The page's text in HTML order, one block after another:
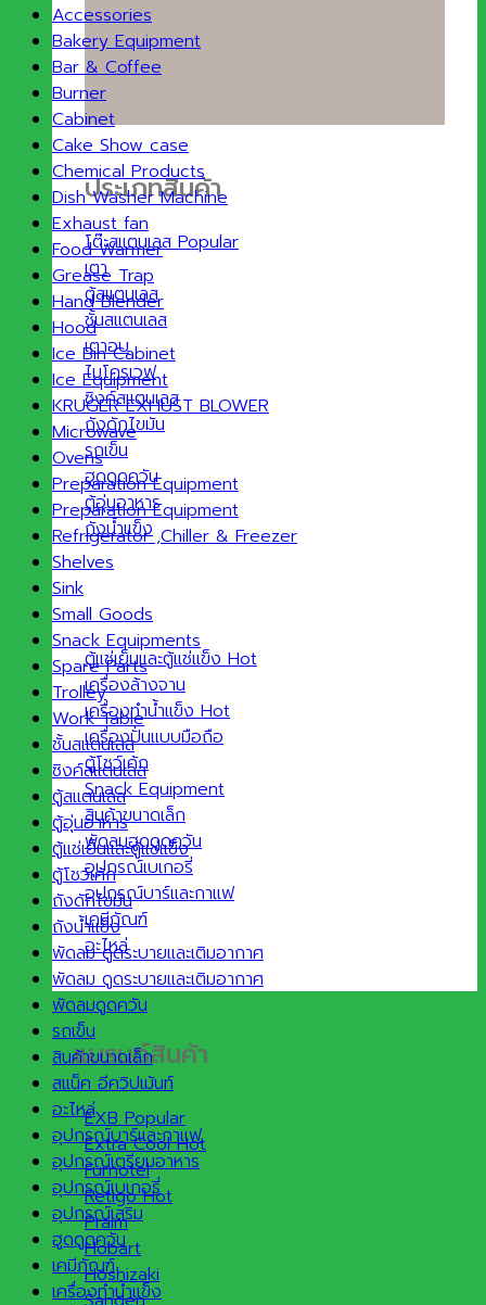
ประเภทสินค้า
โต๊ะสแตนเลส
เตา
ตู้สแตนเลส
ชั้นสแตนเลส
เตาอบ
ไมโครเวฟ
ซิงค์สแตนเลส
ถังดักไขมัน
รถเข็น
ฮูดดูดควัน
ตู้อุ่นอาหาร
ถังน้ำแข็ง
ตู้แช่เย็นและตู้แช่แข็ง
เครื่องล้างจาน
เครื่องทำน้ำแข็ง
เครื่องปั่นแบบมือถือ
ตู้โชว์เค้ก
Snack Equipment
สินค้าขนาดเล็ก
พัดลมฮูดดูดควัน
อุปกรณ์เบเกอรี่
อุปกรณ์บาร์และกาแฟ
เคมีภัณฑ์
อะไหล่
แบรนด์สินค้า
EXB
Extra Cool
Furnotel
Retigo
Praim
Hobart
Hoshizaki
Accessories
Bakery Equipment
Bar & Coffee
Burner
Cabinet
Cake Show case
Chemical Products
Dish Washer Machine
Exhaust fan
Food Warmer
Grease Trap
Hand Blender
Hood
Ice Bin Cabinet
Ice Equipment
KRUGER EXHUST BLOWER
Microwave
Ovens
Preparation Equipment
Preparation Equipment
Refrigerator ,Chiller & Freezer
Shelves
Sink
Small Goods
Snack Equipments
Spare Parts
Trolley
Work Table
ชั้นสแตนเลส
ซิงค์สแตนเลส
ตู้สแตนเลส
ตู้อุ่นอาหาร
ตู้แช่เย็นและตู้แช่แข็ง
ตู้โชว์เค้ก
ถังดักไขมัน
ถังน้ำแข็ง
พัดลม ดูดระบายและเติมอากาศ
พัดลม ดูดระบายและเติมอากาศ
พัดลมดูดควัน
รถเข็น
สินค้าขนาดเล็ก
สแน็ค อีควิปเม้นท์
อะไหล่
อุปกรณ์บาร์และกาแฟ
อุปกรณ์เตรียมอาหาร
อุปกรณ์เบเกอรี่
อุปกรณ์เสริม
ฮูดดูดควัน
เคมีภัณฑ์
เครื่องทำน้ำแข็ง